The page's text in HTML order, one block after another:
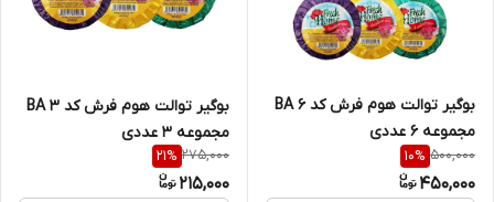
بوگیر توالت هوم فرش کد BA 6
مجموعه 6 عددی
500,000
10%
450,000
بوگیر توالت هوم فرش کد BA 3
مجموعه 3 عددی
275,000
21%
215,000